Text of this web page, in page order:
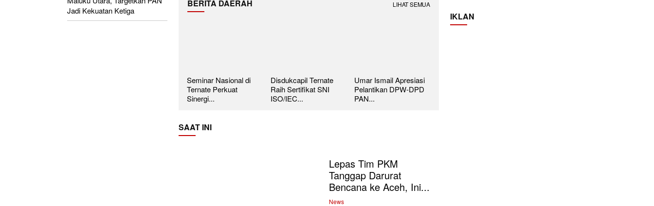
Jadi Kekuatan Ketiga
BERITA DAERAH LIHAT SEMUA
Seminar Nasional di
Ternate Perkuat
Sinergi...
Disdukcapil Ternate
Raih Sertifikat SNI
ISO/IEC...
Umar Ismail Apresiasi
Pelantikan DPW-DPD
PAN...
SAAT INI
Lepas Tim PKM
Tanggap Darurat
Bencana ke Aceh, Ini...
News
IKLAN